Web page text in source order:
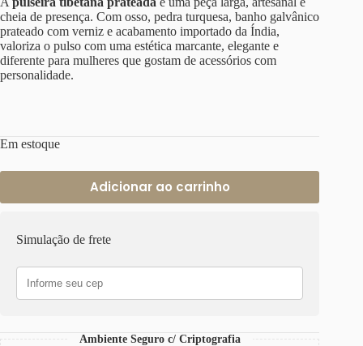
cheia de presença. Com osso, pedra turquesa, banho galvânico
prateado com verniz e acabamento importado da Índia,
valoriza o pulso com uma estética marcante, elegante e
diferente para mulheres que gostam de acessórios com
personalidade.
Em estoque
Adicionar ao carrinho
Simulação de frete
Ambiente Seguro c/ Criptografia